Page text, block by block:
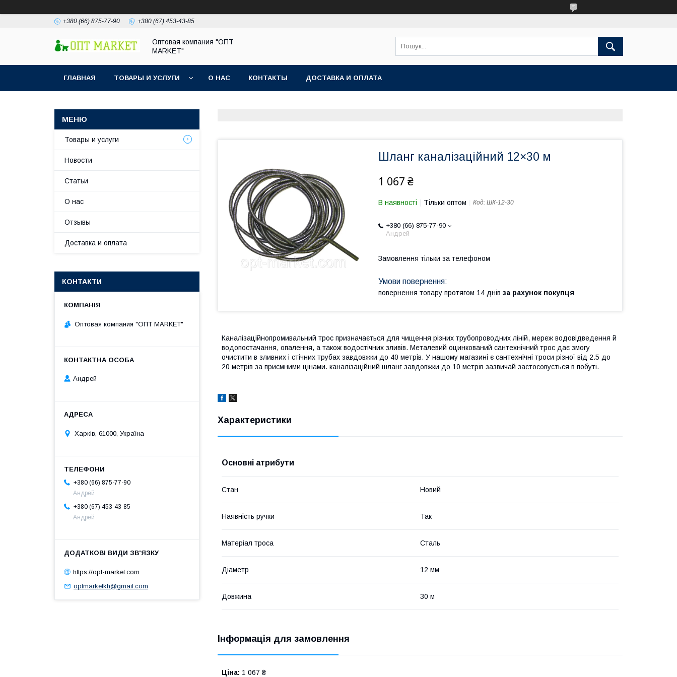
+380 (66) 875-77-90 +380 (67) 453-43-85
Оптовая компания "ОПТ
MARKET"
ГЛАВНАЯ ТОВАРЫ И УСЛУГИ О НАС КОНТАКТЫ ДОСТАВКА И ОПЛАТА
Шланг каналізаційний 12×30 м
1 067 ₴
В наявності Тільки оптом Код: ШК-12-30
+380 (66) 875-77-90
Андрей
Замовлення тільки за телефоном
повернення товару протягом 14 днів за рахунок покупця
Каналізаційнопромивальний трос призначається для чищення різних трубопроводних ліній, мереж водовідведення й
водопостачання, опалення, а також водостічних зливів. Металевий оцинкований сантехнічний трос дає змогу
очистити в зливних і стічних трубах завдовжки до 40 метрів. У нашому магазині є сантехнічні троси різної від 2.5 до
20 метрів за приємними цінами. каналізаційний шланг завдовжки до 10 метрів зазвичай застосовується в побуті.
Характеристики
Основні атрибути
Стан Новий
Наявність ручки Так
Матеріал троса Сталь
Діаметр 12 мм
Довжина 30 м
Інформація для замовлення
Ціна: 1 067 ₴
Товары и услуги
Новости
Статьи
О нас
Отзывы
Доставка и оплата
КОНТАКТИ
Оптовая компания "ОПТ MARKET"
Андрей
Харків, 61000, Україна
+380 (66) 875-77-90
Андрей
+380 (67) 453-43-85
Андрей
https://opt-market.com
optmarketkh@gmail.com